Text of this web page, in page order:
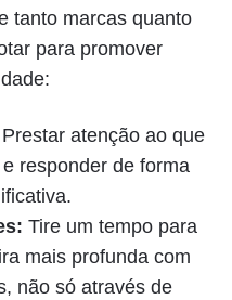
tanto marcas quanto
para promover
Prestar atenção ao que
responder de forma
Tire um tempo para
mais profunda com
não só através de